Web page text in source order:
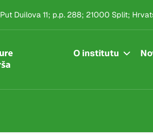
Put Duilova 11; p.p. 288; 21000 Split;
O institutu